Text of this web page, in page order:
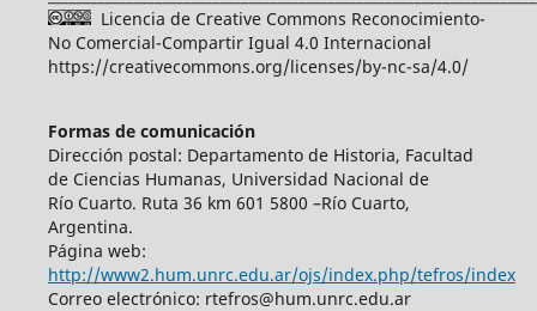
Licencia de Creative Commons Reconocimiento-
No Comercial-Compartir Igual 4.0 Internacional
https://creativecommons.org/licenses/by-nc-sa/4.0/
Formas de comunicación
Dirección postal: Departamento de Historia, Facultad
de Ciencias Humanas, Universidad Nacional de
Río Cuarto. Ruta 36 km 601 5800 –Río Cuarto,
Argentina.
Página web:
http://www2.hum.unrc.edu.ar/ojs/index.php/tefros/index
Correo electrónico: rtefros@hum.unrc.edu.ar